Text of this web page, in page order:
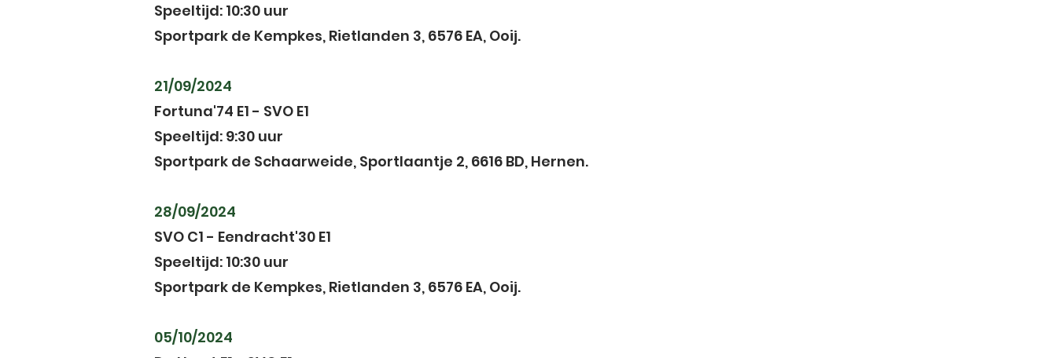
Speeltijd: 10:30 uur
Sportpark de Kempkes, Rietlanden 3, 6576 EA, Ooij.
21/09/2024
Fortuna'74 E1 - SVO E1
Speeltijd: 9:30 uur
Sportpark de Schaarweide, Sportlaantje 2, 6616 BD, Hernen.
28/09/2024
SVO C1 - Eendracht'30 E1
Speeltijd: 10:30 uur
Sportpark de Kempkes, Rietlanden 3, 6576 EA, Ooij.
05/10/2024